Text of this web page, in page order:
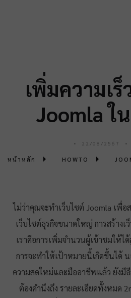
เพิ่มความเร็
Joomla ใ
22/08/2567
หน้าหลัก HOWTO
ไม่ว่าคุณจะทำเว็บไซต์ Joomla เพื่อ
เว็บไซต์ธุรกิจขนาดใหญ่ การสร้าง
เราคือการเพิ่มจำนวนผู้เข้าชมให้ไ
การจะทำให้เป้าหมายนี้เกิดขึ้นได้
ความสดใหม่และมืออาชีพแล้ว ยังมี
ต้องคำนึงถึง รายละเอียดทั้งหมด